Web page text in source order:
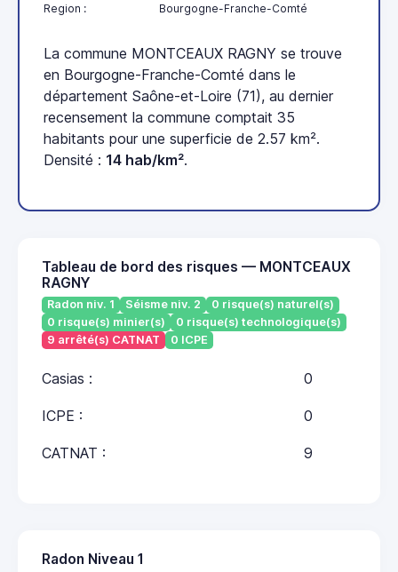
Region : Bourgogne-Franche-Comté
La commune MONTCEAUX RAGNY se trouve
en Bourgogne-Franche-Comté dans le
département Saône-et-Loire (71), au dernier
recensement la commune comptait 35
habitants pour une superficie de 2.57 km².
Densité : 14 hab/km².
Tableau de bord des risques — MONTCEAUX
RAGNY
Radon niv. 1 Séisme niv. 2
0 risque(s) naturel(s)
0 risque(s) minier(s)
0 risque(s) technologique(s)
9 arrêté(s) CATNAT
0 ICPE
Casias : 0
ICPE : 0
CATNAT : 9
Radon Niveau 1